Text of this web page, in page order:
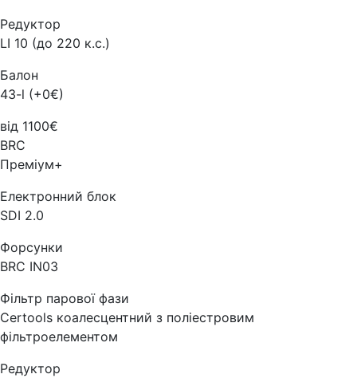
Редуктор
LI 10 (до 220 к.с.)
Балон
43-l (+0€)
від 1100€
BRC
Преміум+
Електронний блок
SDI 2.0
Форсунки
BRC IN03
Фільтр парової фази
Certools коалесцентний з поліестровим
фільтроелементом
Редуктор